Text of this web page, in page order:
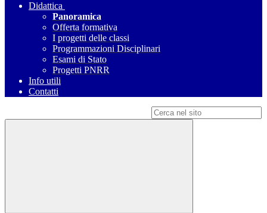
Didattica
Panoramica
Offerta formativa
I progetti delle classi
Programmazioni Disciplinari
Esami di Stato
Progetti PNRR
Info utili
Contatti